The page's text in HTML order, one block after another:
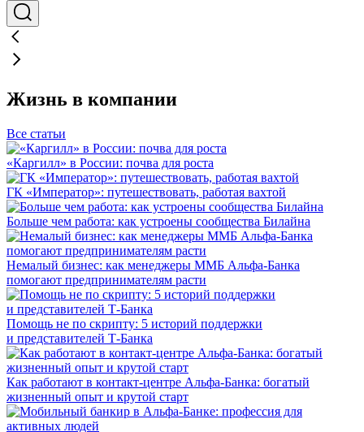
Жизнь в компании
Все статьи
«Каргилл» в России: почва для роста
ГК «Император»: путешествовать, работая вахтой
Больше чем работа: как устроены сообщества Билайна
Немалый бизнес: как менеджеры ММБ Альфа-Банка
помогают предпринимателям расти
Помощь не по скрипту: 5 историй поддержки
и представителей Т-Банка
Как работают в контакт-центре Альфа-Банка: богатый
жизненный опыт и крутой старт